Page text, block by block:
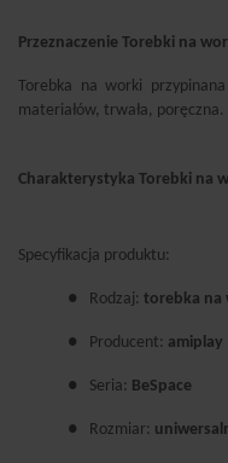
Przeznaczenie Torebki na
Torebka na worki
materiałów, trwała, poręczna.
Charakterystyka Torebki na
Specyfikacja produktu:
● Rodzaj:torebka na
● Producent: amiplay
● Seria: BeSpace
● Rozmiar: